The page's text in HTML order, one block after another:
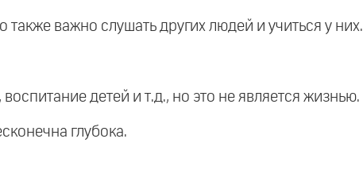
важно слушать других людей и учиться у них.
детей и т.д., но это не является жизнью.
глубока.